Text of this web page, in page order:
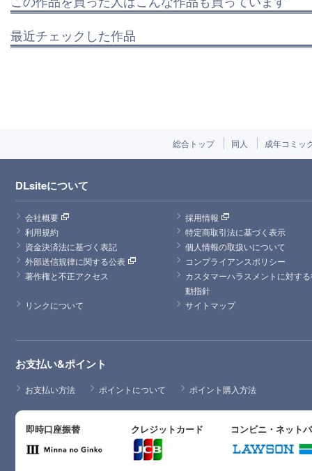
最近チェックした作品
総合トップ 同人 成年コミッ
DLsiteについて
会社概要
採用情報
利用規約
特定商取引法に基づく表示
資金決済法に基づく表記
個人情報の取扱いについて
外部送信規律に関する公表
コンプライアンスポリシー
著作権と不正アクセス
カスタマーハラスメントに対す
動指針
リンクについて
サイトマップ
お支払い&ポイント
お支払い方法 ポイントについて ポイント購入方法
即時口座振替 クレジットカード コンビニ・ネット